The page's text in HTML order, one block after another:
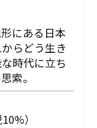
にある日本
らどう生き
時代に立ち
索。
）